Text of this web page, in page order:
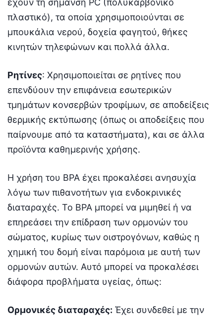
πλαστικό), τα οποία χρησιμοποιούνται σε
μπουκάλια νερού, δοχεία φαγητού, θήκες
κινητών τηλεφώνων και πολλά άλλα.
Ρητίνες: Χρησιμοποιείται σε ρητίνες που
επενδύουν την επιφάνεια εσωτερικών
τμημάτων κονσερβών τροφίμων, σε αποδείξεις
θερμικής εκτύπωσης (όπως οι αποδείξεις που
παίρνουμε από τα καταστήματα), και σε άλλα
προϊόντα καθημερινής χρήσης.
Η χρήση του BPA έχει προκαλέσει ανησυχία
λόγω των πιθανοτήτων για ενδοκρινικές
διαταραχές. Το BPA μπορεί να μιμηθεί ή να
επηρεάσει την επίδραση των ορμονών του
σώματος, κυρίως των οιστρογόνων, καθώς η
χημική του δομή είναι παρόμοια με αυτή των
ορμονών αυτών. Αυτό μπορεί να προκαλέσει
διάφορα προβλήματα υγείας, όπως:
Ορμονικές διαταραχές: Έχει συνδεθεί με την